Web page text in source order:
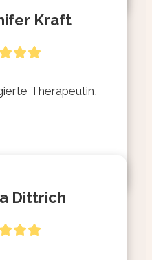
Kraft
Therapeutin,
Dittrich